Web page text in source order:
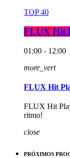
TOP 40
FLUX Hit
01:00 - 12:00
more_vert
FLUX Hit
FLUX Hit
ritmo!
close
PRÓXIMOS